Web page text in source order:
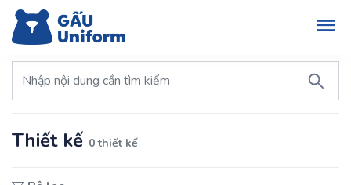
Thiết kế 0 thiết kế